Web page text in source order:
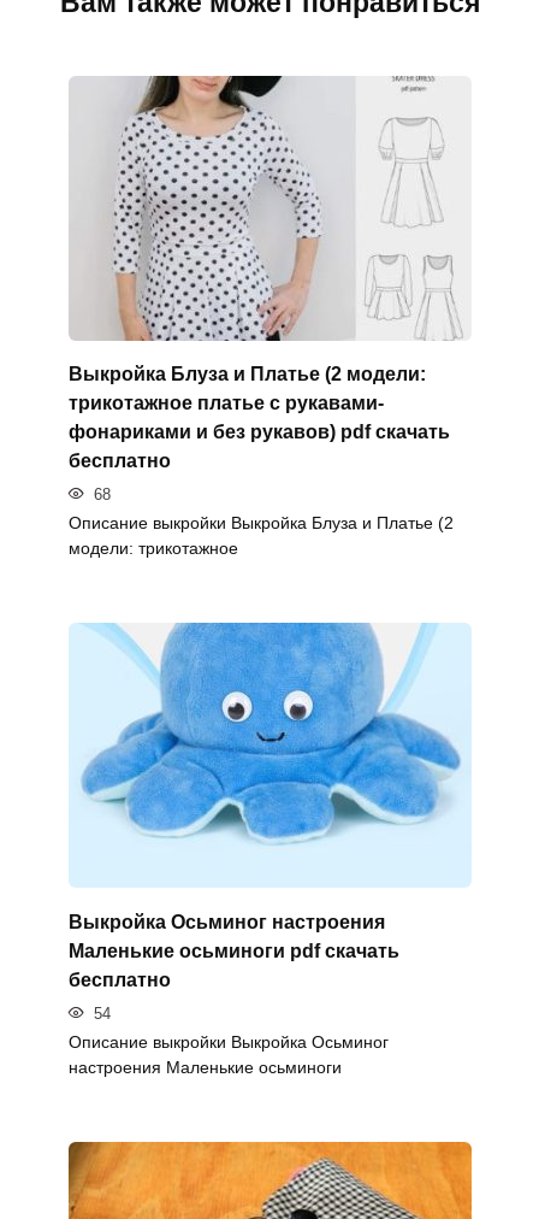
Выкройка Блуза и Платье (2 модели:
трикотажное платье с рукавами-
фонариками и без рукавов) pdf скачать
бесплатно
68
Описание выкройки Выкройка Блуза и Платье (2
модели: трикотажное
Выкройка Осьминог настроения
Маленькие осьминоги pdf скачать
бесплатно
54
Описание выкройки Выкройка Осьминог
настроения Маленькие осьминоги